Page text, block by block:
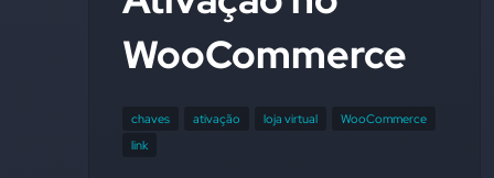
WooCommerce
chaves ativação loja virtual
WooCommerce
link